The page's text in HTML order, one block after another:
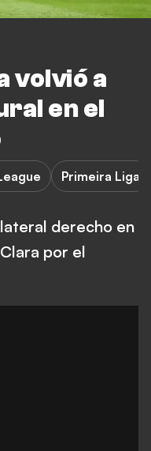
volvió a
en el
Primeira Liga
derecho en
por el